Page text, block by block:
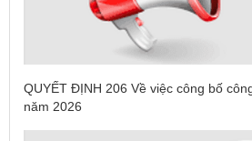
QUYẾT ĐỊNH 206 Về việc công bố
năm 2026